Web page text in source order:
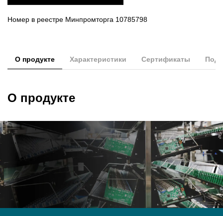
Номер в реестре Минпромторга 10785798
О продукте Характеристики Сертификаты
О продукте